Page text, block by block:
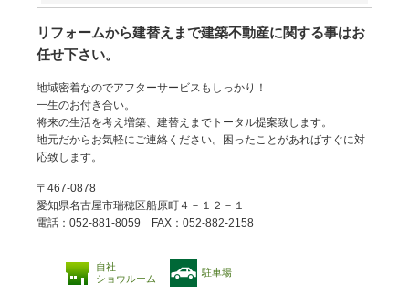
リフォームから建替えまで建築不動産に関する事はお
任せ下さい。
地域密着なのでアフターサービスもしっかり！
一生のお付き合い。
将来の生活を考え増築、建替えまでトータル提案致します。
地元だからお気軽にご連絡ください。困ったことがあればすぐに対
応致します。
〒467-0878
愛知県名古屋市瑞穂区船原町４－１２－１
電話：052-881-8059 FAX：052-882-2158
自社
ショウルーム
駐車場